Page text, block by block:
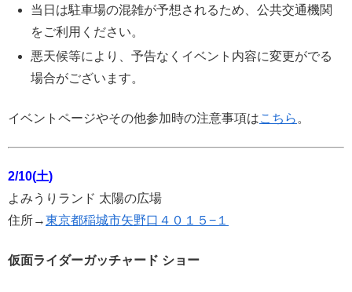
当日は駐車場の混雑が予想されるため、公共交通機関
をご利用ください。
悪天候等により、予告なくイベント内容に変更がでる
場合がございます。
イベントページやその他参加時の注意事項はこちら 。
2/10(土)
よみうりランド 太陽の広場
住所→東京都稲城市矢野口４０１５−１
仮面ライダーガッチャード ショー